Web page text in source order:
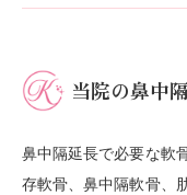
当院の鼻中
鼻中隔延長で必要な軟
存軟骨、鼻中隔軟骨、